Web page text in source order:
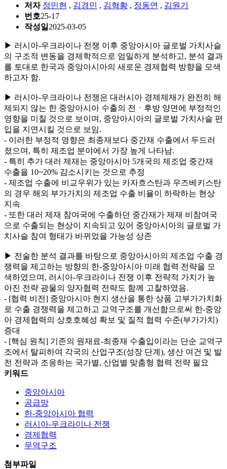
저자 정민현 , 김경민 , 김혁황 , 정동연 , 김원기
번호25-17
작성일 2025-03-05
▶ 러시아-우크라이나 전쟁 이후 중앙아시아 글로벌 가치사슬
의 구조적 변동을 경제학적으로 엄밀하게 분석하고, 분석 결과
를 토대로 한국과 중앙아시아의 새로운 경제협력 방향을 모색
하고자 함.
▶ 러시아-우크라이나 전쟁은 대러시아 경제제재가 완전히 해
제되지 않는 한 중앙아시아 수출의 전ㆍ후방 양면에 부정적인
영향을 미칠 것으로 보이며, 중앙아시아의 글로벌 가치사슬 편
입을 지연시킬 것으로 보임.
- 이러한 부정적 영향은 최종재보다 중간재 수출에서 두드러
졌으며, 특히 제조업 분야에서 가장 높게 나타남.
- 특히 추가 대러 제재는 중앙아시아 5개국의 제조업 중간재
수출을 10~20% 감소시키는 것으로 추정
- 제조업 수출에 비교우위가 있는 카자흐스탄과 우즈베키스탄
의 경우 해외 부가가치의 제조업 수출 비율이 하락하는 현상
지속
- 또한 대러 제재 참여국에 수출하던 중간재가 제재 비참여국
으로 수출되는 현상이 지속되고 있어 중앙아시아의 글로벌 가
치사슬 참여 형태가 바뀌었을 가능성 상존
▶ 전술한 분석 결과를 바탕으로 중앙아시아의 제조업 수출 경
쟁력을 제고하는 방향의 한-중앙아시아 미래 협력 전략을 모
색하였으며, 러시아-우크라이나 전쟁 이후 전략적 가치가 높
아진 전략 광물의 양자협력 전략도 함께 고찰하였음.
- [협력 비전] 중앙아시아 현지 생산을 통한 상품 고부가가치화
로 수출 경쟁력을 제고하고 교역구조를 개선함으로써 한-중앙
아 경제협력의 상호호혜성 확보 및 질적 협력 수준(부가가치)
증대
- [핵심 원칙] 기존의 원재료-최종재 수출입이라는 단순 교역구
조에서 탈피하여 각국의 산업구조(성장 단계), 생산 여건 및 발
전 전략과 조응하는 국가별, 산업별 맞춤형 협력 전략 필요
키워드
중앙아시아
공급망
한-중앙아시아 협력
러시아-우크라이나 전쟁
경제협력
무역구조
첨부파일